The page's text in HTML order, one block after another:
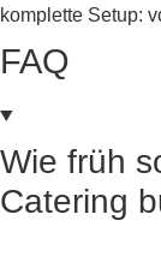
komplette Setup:
FAQ
Wie früh
Catering